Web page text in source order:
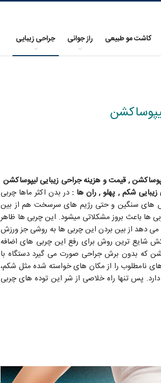
کاشت مو طبیعی راز جوانی جراحی زیبایی
, قیمت و هزینه جراحی زیبایی لیپوساکشن
شکم , پهلو , ران ها : در بدن اکثر ماها چربی
های سنگین و حتی رژیم های سرسخت هم از بین
ها باعث بروز مشکلاتی میشود. این چربی ها ظاهر
می دهد از بین بردن این چربی ها به روشی جز ورزش
شایع ترین روش برای رفع این چربی های اضافه
که بدون برش جراحی صورت می گیرد دستگاه با
نامطلوب را از مکان های خواسته شده مثل شکم،
دارد. پس تنها راه خلاصی از شر این توده های چربی